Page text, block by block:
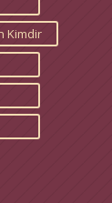
Kimdir